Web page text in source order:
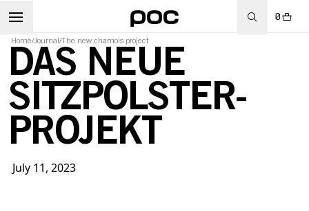
0
Home/Journal /The new chamois project
DAS NEUE
SITZPOLSTER-
PROJEKT
July 11, 2023